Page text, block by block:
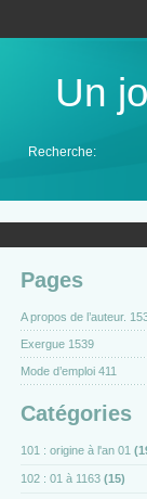
Un
Recherche:
Pages
A propos de l’auteur.
Exergue 1539
Mode d’emploi 411
Catégories
101 : origine à l'an 01
102 : 01 à 1163 (15)